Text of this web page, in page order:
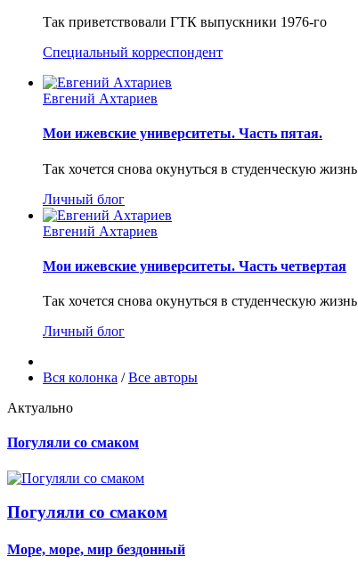
Так приветствовали ГТК выпускники 1976-го
Специальный корреспондент
Евгений Ахтариев
Мои ижевские университеты. Часть пятая.
Так хочется снова окунуться в студенческую жизнь
Личный блог
Евгений Ахтариев
Мои ижевские университеты. Часть четвертая
Так хочется снова окунуться в студенческую жизнь
Личный блог
Вся колонка /Все авторы
Актуально
Погуляли со смаком
Погуляли со смаком
Море, море, мир бездонный